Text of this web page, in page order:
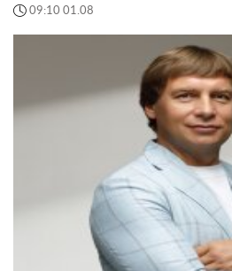
09:10 01.08